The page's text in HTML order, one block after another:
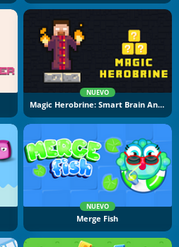
NUEVO
Magic Herobrine: Smart Brain And Puzzle Quest
NUEVO
Merge Fish